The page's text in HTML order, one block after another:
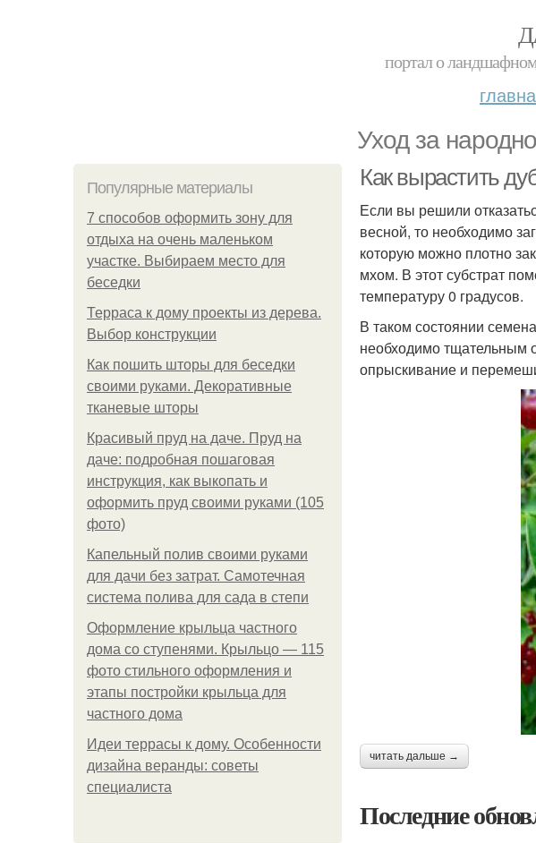
портал о ландшафном
Уход за
Популярные материалы
7 способов оформить зону для
отдыха на очень маленьком
участке. Выбираем место для
беседки
Терраса к дому проекты из дерева.
Выбор конструкции
Как пошить шторы для беседки
своими руками. Декоративные
тканевые шторы
Красивый пруд на даче. Пруд на
даче: подробная пошаговая
инструкция, как выкопать и
оформить пруд своими руками (105
фото)
Капельный полив своими руками
для дачи без затрат. Самотечная
система полива для сада в степи
Оформление крыльца частного
дома со ступенями. Крыльцо — 115
фото стильного оформления и
этапы постройки крыльца для
частного дома
Идеи террасы к дому. Особенности
дизайна веранды: советы
специалиста
Как вырастить
Если вы решили
весной, то необходимо
которую можно плотно
мхом. В этот субстрат
температуру 0 градусов.
В таком состоянии
необходимо тщательным
опрыскивание и
читать дальше →
Последние